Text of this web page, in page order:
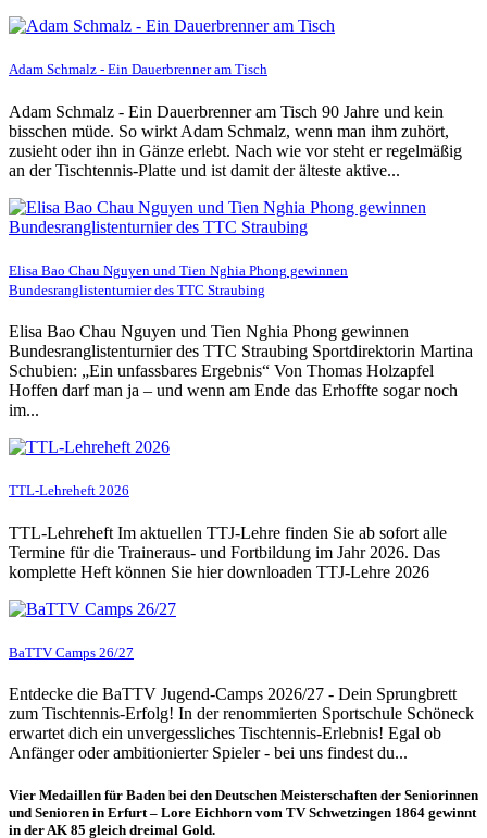
Adam Schmalz - Ein Dauerbrenner am Tisch
Adam Schmalz - Ein Dauerbrenner am Tisch 90 Jahre und kein
bisschen müde. So wirkt Adam Schmalz, wenn man ihm zuhört,
zusieht oder ihn in Gänze erlebt. Nach wie vor steht er regelmäßig
an der Tischtennis-Platte und ist damit der älteste aktive...
Elisa Bao Chau Nguyen und Tien Nghia Phong gewinnen
Bundesranglistenturnier des TTC Straubing
Elisa Bao Chau Nguyen und Tien Nghia Phong gewinnen
Bundesranglistenturnier des TTC Straubing Sportdirektorin Martina
Schubien: „Ein unfassbares Ergebnis“ Von Thomas Holzapfel
Hoffen darf man ja – und wenn am Ende das Erhoffte sogar noch
im...
TTL-Lehreheft 2026
TTL-Lehreheft Im aktuellen TTJ-Lehre finden Sie ab sofort alle
Termine für die Traineraus- und Fortbildung im Jahr 2026. Das
komplette Heft können Sie hier downloaden TTJ-Lehre 2026
BaTTV Camps 26/27
Entdecke die BaTTV Jugend-Camps 2026/27 - Dein Sprungbrett
zum Tischtennis-Erfolg! In der renommierten Sportschule Schöneck
erwartet dich ein unvergessliches Tischtennis-Erlebnis! Egal ob
Anfänger oder ambitionierter Spieler - bei uns findest du...
Vier Medaillen für Baden bei den Deutschen Meisterschaften der Seniorinnen
und Senioren in Erfurt – Lore Eichhorn vom TV Schwetzingen 1864 gewinnt
in der AK 85 gleich dreimal Gold.